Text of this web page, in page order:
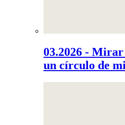
03.2026 -
un círculo de